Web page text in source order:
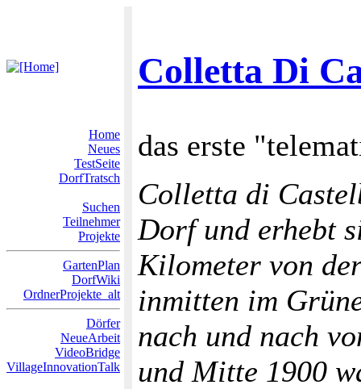
Colletta Di
Home
Neues
TestSeite
DorfTratsch
Suchen
Teilnehmer
Projekte
GartenPlan
DorfWiki
OrdnerProjekte_alt
Dörfer
NeueArbeit
VideoBridge
VillageInnovationTalk
das erste
Colletta di
Dorf und erhebt
Kilometer von
inmitten im
nach und nach
und Mitte 1900